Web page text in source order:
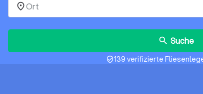
place
search Suche
verified_user139 verifizierte